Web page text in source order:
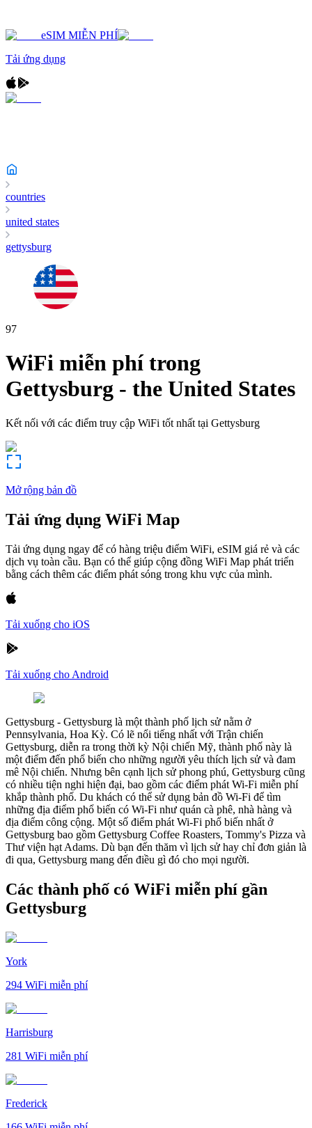
eSIM MIỄN PHÍ
Tải ứng dụng
countries
united states
gettysburg
97
WiFi miễn phí trong
Gettysburg - the United States
Kết nối với các điểm truy cập WiFi tốt nhất tại Gettysburg
Mở rộng bản đồ
Tải ứng dụng WiFi Map
Tải ứng dụng ngay để có hàng triệu điểm WiFi, eSIM giá rẻ và các
dịch vụ toàn cầu. Bạn có thể giúp cộng đồng WiFi Map phát triển
bằng cách thêm các điểm phát sóng trong khu vực của mình.
Tải xuống cho iOS
Tải xuống cho Android
Gettysburg - Gettysburg là một thành phố lịch sử nằm ở
Pennsylvania, Hoa Kỳ. Có lẽ nổi tiếng nhất với Trận chiến
Gettysburg, diễn ra trong thời kỳ Nội chiến Mỹ, thành phố này là
một điểm đến phổ biến cho những người yêu thích lịch sử và đam
mê Nội chiến. Nhưng bên cạnh lịch sử phong phú, Gettysburg cũng
có nhiều tiện nghi hiện đại, bao gồm các điểm phát Wi-Fi miễn phí
khắp thành phố. Du khách có thể sử dụng bản đồ Wi-Fi để tìm
những địa điểm phổ biến có Wi-Fi như quán cà phê, nhà hàng và
địa điểm công cộng. Một số điểm phát Wi-Fi phổ biến nhất ở
Gettysburg bao gồm Gettysburg Coffee Roasters, Tommy's Pizza và
Thư viện hạt Adams. Dù bạn đến thăm vì lịch sử hay chỉ đơn giản là
đi qua, Gettysburg mang đến điều gì đó cho mọi người.
Các thành phố có WiFi miễn phí gần
Gettysburg
York
294 WiFi miễn phí
Harrisburg
281 WiFi miễn phí
Frederick